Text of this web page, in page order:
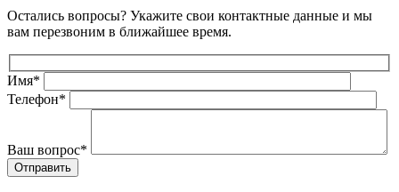
Остались вопросы? Укажите свои контактные данные и мы
вам перезвоним в ближайшее время.
Имя*
Телефон*
Ваш вопрос*